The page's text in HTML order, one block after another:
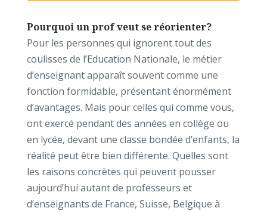
Pourquoi un prof veut se réorienter?
Pour les personnes qui ignorent tout des
coulisses de l’Education Nationale, le métier
d’enseignant apparaît souvent comme une
fonction formidable, présentant énormément
d’avantages. Mais pour celles qui comme vous,
ont exercé pendant des années en collège ou
en lycée, devant une classe bondée d’enfants, la
réalité peut être bien différente. Quelles sont
les raisons concrètes qui peuvent pousser
aujourd’hui autant de professeurs et
d’enseignants de France, Suisse, Belgique à